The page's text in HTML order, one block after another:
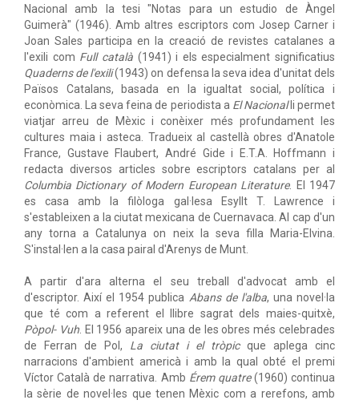
Nacional amb la tesi "Notas para un estudio de Àngel
Guimerà" (1946). Amb altres escriptors com Josep Carner i
Joan Sales participa en la creació de revistes catalanes a
l'exili com Full català(1941) i els especialment significatius
Quaderns de l'exili(1943) on defensa la seva idea d'unitat dels
Països Catalans, basada en la igualtat social, política i
econòmica. La seva feina de periodista a El Nacionalli permet
viatjar arreu de Mèxic i conèixer més profundament les
cultures maia i asteca. Tradueix al castellà obres d'Anatole
France, Gustave Flaubert, André Gide i E.T.A. Hoffmann i
redacta diversos articles sobre escriptors catalans per al
Columbia Dictionary of Modern European Literature. El 1947
es casa amb la filòloga gal·lesa Esyllt T. Lawrence i
s'estableixen a la ciutat mexicana de Cuernavaca. Al cap d'un
any torna a Catalunya on neix la seva filla Maria-Elvina.
S'instal·len a la casa pairal d'Arenys de Munt.
A partir d'ara alterna el seu treball d'advocat amb el
d'escriptor. Així el 1954 publica Abans de l'alba, una novel·la
que té com a referent el llibre sagrat dels maies-quitxè,
Pòpol- Vuh. El 1956 apareix una de les obres més celebrades
de Ferran de Pol, La ciutat i el tròpicque aplega cinc
narracions d'ambient americà i amb la qual obté el premi
Víctor Català de narrativa. Amb Érem quatre(1960) continua
la sèrie de novel·les que tenen Mèxic com a rerefons, amb